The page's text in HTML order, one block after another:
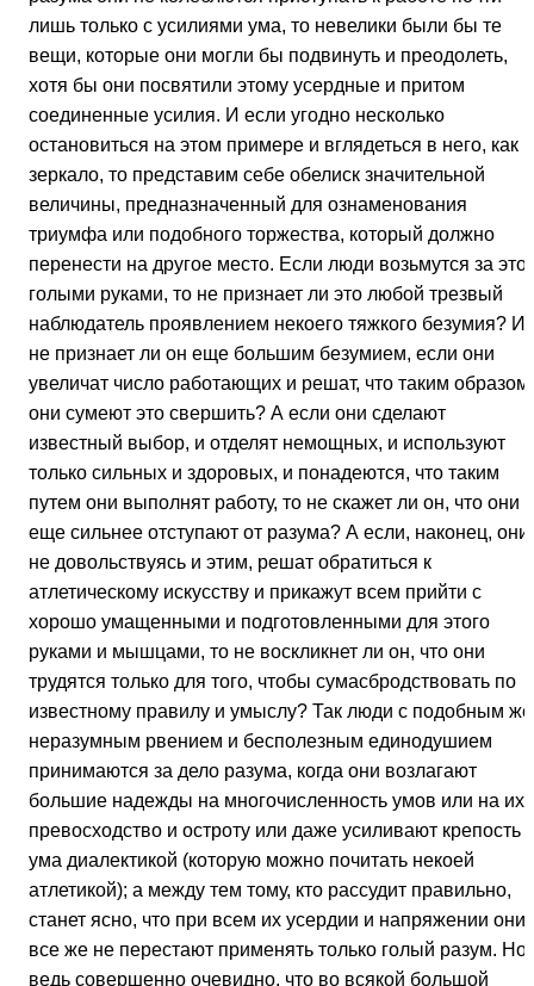
лишь только с усилиями ума, то невелики были бы те
вещи, которые они могли бы подвинуть и преодолеть,
хотя бы они посвятили этому усердные и притом
соединенные усилия. И если угодно несколько
остановиться на этом примере и вглядеться в него, как в
зеркало, то представим себе обелиск значительной
величины, предназначенный для ознаменования
триумфа или подобного торжества, который должно
перенести на другое место. Если люди возьмутся за это
голыми руками, то не признает ли это любой трезвый
наблюдатель проявлением некоего тяжкого безумия? И
не признает ли он еще большим безумием, если они
увеличат число работающих и решат, что таким образом
они сумеют это свершить? А если они сделают
известный выбор, и отделят немощных, и используют
только сильных и здоровых, и понадеются, что таким
путем они выполнят работу, то не скажет ли он, что они
еще сильнее отступают от разума? А если, наконец, они,
не довольствуясь и этим, решат обратиться к
атлетическому искусству и прикажут всем прийти с
хорошо умащенными и подготовленными для этого
руками и мышцами, то не воскликнет ли он, что они
трудятся только для того, чтобы сумасбродствовать по
известному правилу и умыслу? Так люди с подобным же
неразумным рвением и бесполезным единодушием
принимаются за дело разума, когда они возлагают
большие надежды на многочисленность умов или на их
превосходство и остроту или даже усиливают крепость
ума диалектикой (которую можно почитать некоей
атлетикой); а между тем тому, кто рассудит правильно,
станет ясно, что при всем их усердии и напряжении они
все же не перестают применять только голый разум. Но
ведь совершенно очевидно, что во всякой большой